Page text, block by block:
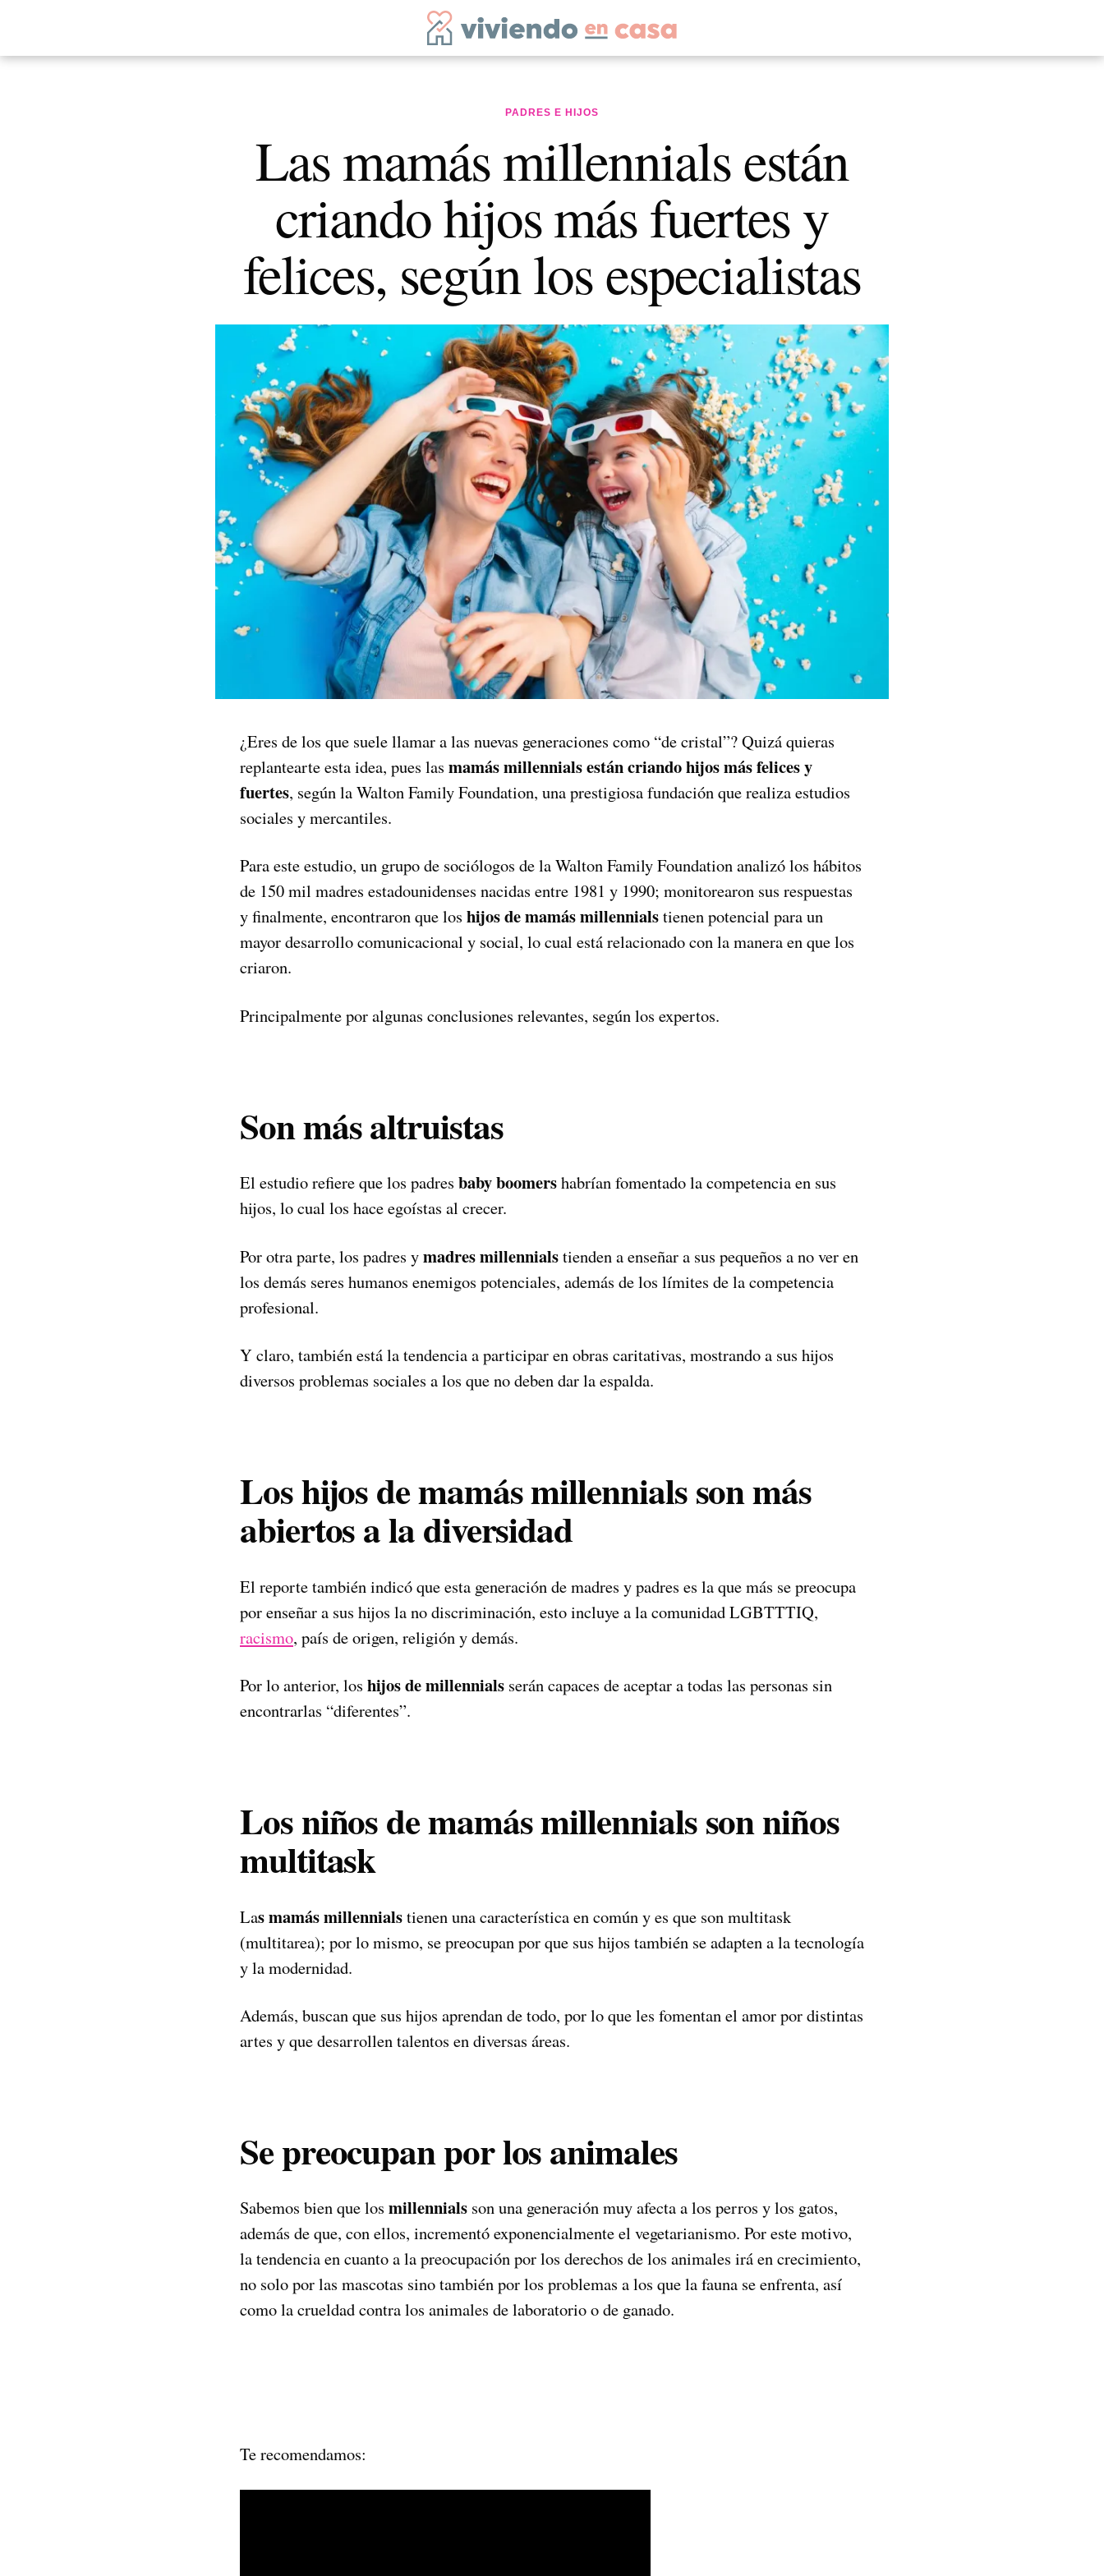
PADRES E HIJOS
Las mamás millennials están
criando hijos más fuertes y
felices, según los especialistas
¿Eres de los que suele llamar a las nuevas generaciones como “de cristal”? Quizá quieras
replantearte esta idea, pues las mamás millennials están criando hijos más felices y
fuertes, según la Walton Family Foundation, una prestigiosa fundación que realiza estudios
sociales y mercantiles.
Para este estudio, un grupo de sociólogos de la Walton Family Foundation analizó los hábitos
de 150 mil madres estadounidenses nacidas entre 1981 y 1990; monitorearon sus respuestas
y finalmente, encontraron que los hijos de mamás millennialstienen potencial para un
mayor desarrollo comunicacional y social, lo cual está relacionado con la manera en que los
criaron.
Principalmente por algunas conclusiones relevantes, según los expertos.
Son más altruistas
El estudio refiere que los padres baby boomershabrían fomentado la competencia en sus
hijos, lo cual los hace egoístas al crecer.
Por otra parte, los padres ymadres millennialstienden a enseñar a sus pequeños a no ver en
los demás seres humanos enemigos potenciales, además de los límites de la competencia
profesional.
Y claro, también está la tendencia a participar en obras caritativas, mostrando a sus hijos
diversos problemas sociales a los que no deben dar la espalda.
Los hijos de mamás millennials son más
abiertos a la diversidad
El reporte también indicó que esta generación de madres y padres es la que más se preocupa
por enseñar a sus hijos la no discriminación, esto incluye a la comunidad LGBTTTIQ,
racismo, país de origen, religión y demás.
Por lo anterior, los hijos de millennials serán capaces de aceptar a todas las personas sin
encontrarlas “diferentes”.
Los niños de mamás millennials son niños
multitask
Las mamás millennialstienen una característica en común y es que son multitask
(multitarea); por lo mismo, se preocupan por que sus hijos también se adapten a la tecnología
y la modernidad.
Además, buscan que sus hijos aprendan de todo, por lo que les fomentan el amor por distintas
artes y que desarrollen talentos en diversas áreas.
Se preocupan por los animales
Sabemos bien que los millennials son una generación muy afecta a los perros y los gatos,
además de que, con ellos, incrementó exponencialmente el vegetarianismo. Por este motivo,
la tendencia en cuanto a la preocupación por los derechos de los animales irá en crecimiento,
no solo por las mascotas sino también por los problemas a los que la fauna se enfrenta, así
como la crueldad contra los animales de laboratorio o de ganado.
Te recomendamos: